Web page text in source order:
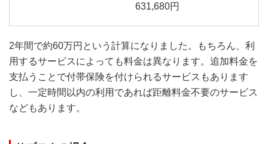
631,680円
2年間で約60万円という計算になりました。もちろん、利
用するサービスによっても料金は異なります。追加料金を
支払うことで付帯保険を付けられるサービスもあります
し、一定時間以内の利用であれば距離料金不要のサービス
などもあります。